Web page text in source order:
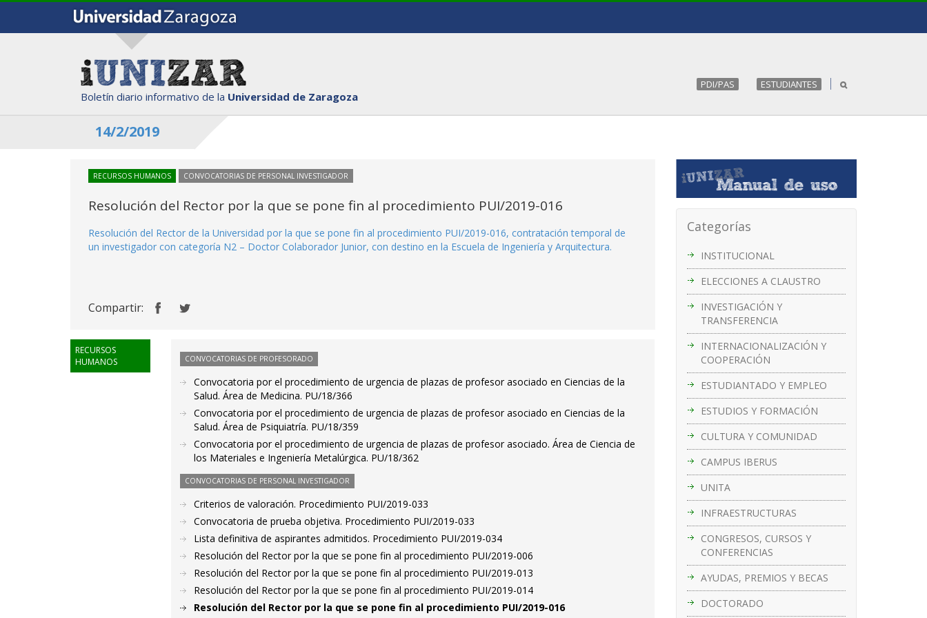
Boletín diario informativo de la Universidad de Zaragoza
PDI/PAS ESTUDIANTES
14/2/2019
Categorías
INSTITUCIONAL
ELECCIONES A CLAUSTRO
INVESTIGACIÓN Y
TRANSFERENCIA
INTERNACIONALIZACIÓN Y
COOPERACIÓN
ESTUDIANTADO Y EMPLEO
ESTUDIOS Y FORMACIÓN
CULTURA Y COMUNIDAD
CAMPUS IBERUS
UNITA
INFRAESTRUCTURAS
CONGRESOS, CURSOS Y
CONFERENCIAS
AYUDAS, PREMIOS Y BECAS
DOCTORADO
RECURSOS HUMANOS CONVOCATORIAS DE PERSONAL INVESTIGADOR
Resolución del Rector por la que se pone fin al procedimiento PUI/2019-016
Resolución del Rector de la Universidad por la que se pone fin al procedimiento PUI/2019-016, contratación temporal de
un investigador con categoría N2 – Doctor Colaborador Junior, con destino en la Escuela de Ingeniería y Arquitectura.
Compartir:
RECURSOS
HUMANOS
CONVOCATORIAS DE PROFESORADO
Convocatoria por el procedimiento de urgencia de plazas de profesor asociado en Ciencias de la
Salud. Área de Medicina. PU/18/366
Convocatoria por el procedimiento de urgencia de plazas de profesor asociado en Ciencias de la
Salud. Área de Psiquiatría. PU/18/359
Convocatoria por el procedimiento de urgencia de plazas de profesor asociado. Área de Ciencia de
los Materiales e Ingeniería Metalúrgica. PU/18/362
CONVOCATORIAS DE PERSONAL INVESTIGADOR
Criterios de valoración. Procedimiento PUI/2019-033
Convocatoria de prueba objetiva. Procedimiento PUI/2019-033
Lista definitiva de aspirantes admitidos. Procedimiento PUI/2019-034
Resolución del Rector por la que se pone fin al procedimiento PUI/2019-006
Resolución del Rector por la que se pone fin al procedimiento PUI/2019-013
Resolución del Rector por la que se pone fin al procedimiento PUI/2019-014
Resolución del Rector por la que se pone fin al procedimiento PUI/2019-016